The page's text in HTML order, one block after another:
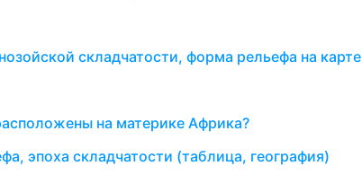
складчатости, форма рельефа на карте
на материке Африка?
эпоха складчатости (таблица, география)